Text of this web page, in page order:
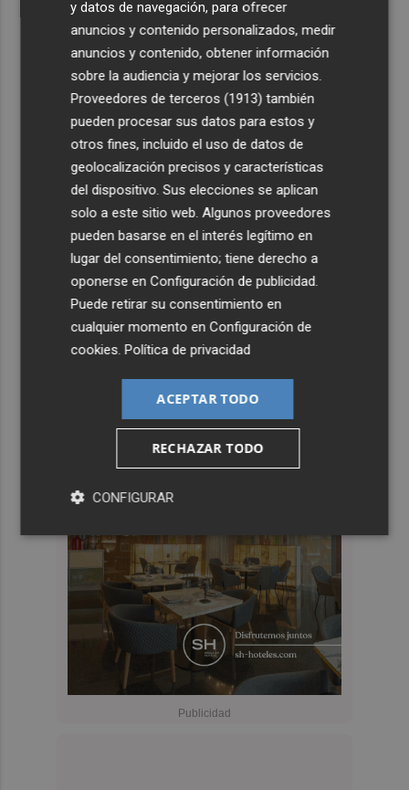
y datos de navegación, para ofrecer
anuncios y contenido personalizados, medir
anuncios y contenido, obtener información
sobre la audiencia y mejorar los servicios.
Proveedores de terceros (1913) también
pueden procesar sus datos para estos y
otros fines, incluido el uso de datos de
geolocalización precisos y características
del dispositivo. Sus elecciones se aplican
solo a este sitio web. Algunos proveedores
pueden basarse en el interés legítimo en
lugar del consentimiento; tiene derecho a
oponerse enConfiguración de publicidad
Puede retirar su consentimiento en
cualquier momento enConfiguración de
cookies .Política de privacidad
ACEPTAR TODO
RECHAZAR TODO
CONFIGURAR